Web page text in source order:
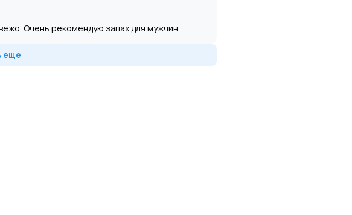
Очень рекомендую запах для мужчин.
еще